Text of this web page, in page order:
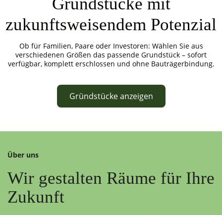
Grundstücke mit
zukunftsweisendem Potenzial
Ob für Familien, Paare oder Investoren: Wählen Sie aus
verschiedenen Größen das passende Grundstück – sofort
verfügbar, komplett erschlossen und ohne Bauträgerbindung.
Gründstücke anzeigen
Über uns
Wir gestalten Räume für Ihre
Zukunft